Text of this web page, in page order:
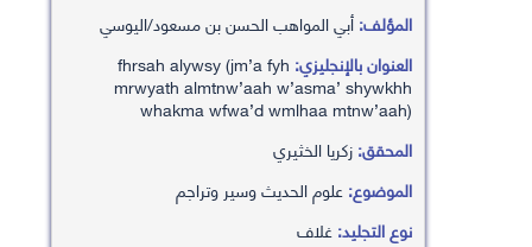
المؤلف:أبي المواهب الحسن بن مسعود/اليوسي
العنوان بالإنجليزي: fhrsah alywsy (jm’a fyh
mrwyath almtnw’aah w’asma’ shywkhh
whakma wfwa’d wmlhaa mtnw’aah)
المحقق:زكريا الخثيري
الموضوع:علوم الحديث وسير وتراجم
نوع التجليد:غلاف